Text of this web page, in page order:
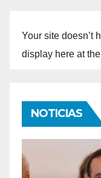
Your site doesn’t
display here at
NOTICIAS